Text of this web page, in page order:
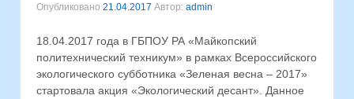
Опубликовано 21.04.2017 Автор: admin
18.04.2017 года в ГБПОУ РА «Майкопский
политехнический техникум» в рамках Всероссийского
экологического субботника «Зеленая весна – 2017»
стартовала акция «Экологический десант». Данное